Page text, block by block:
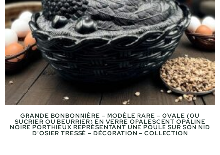
GRANDE BONBONNIÈRE – MODÈLE RARE – OVALE (OU
SUCRIER OU BEURRIER) EN VERRE OPALESCENT OPALINE
NOIRE PORTHIEUX REPRÉSENTANT UNE POULE SUR SON NID
D’OSIER TRESSÉ – DÉCORATION – COLLECTION